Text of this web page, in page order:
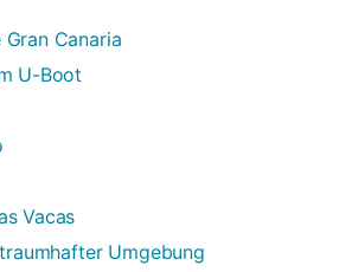
Gran Canaria
U-Boot
Vacas
Umgebung